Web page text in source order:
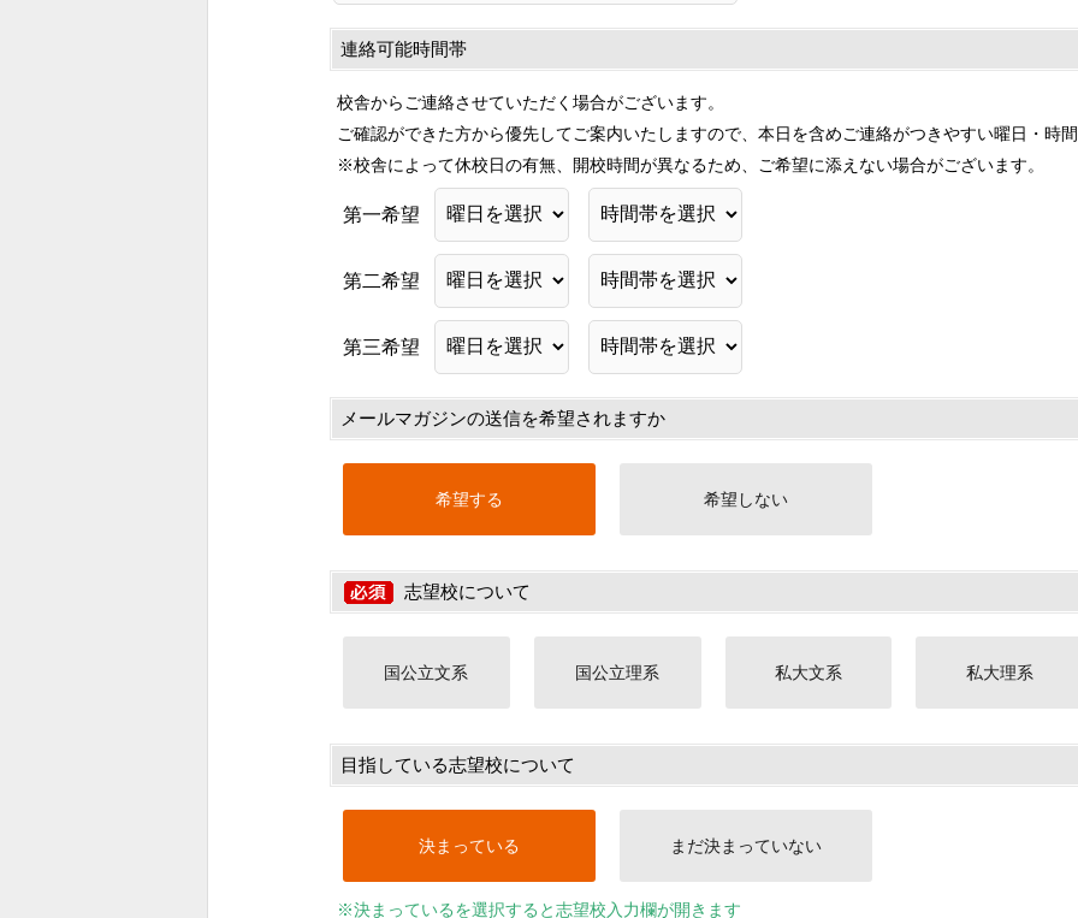
連絡可能時間帯
校舎からご連絡させていただく場合がございます。
ご確認ができた方から優先してご案内いたしますので、本日を含めご連絡がつきやすい曜日・時
※校舎によって休校日の有無、開校時間が異なるため、ご希望に添えない場合がございます。
第一希望
第二希望
第三希望
メールマガジンの送信を希望されますか
希望する 希望しない
志望校について
国公立文系 国公立理系 私大文系 私大理系
目指している志望校について
決まっている まだ決まっていない
※決まっているを選択すると志望校入力欄が開きます